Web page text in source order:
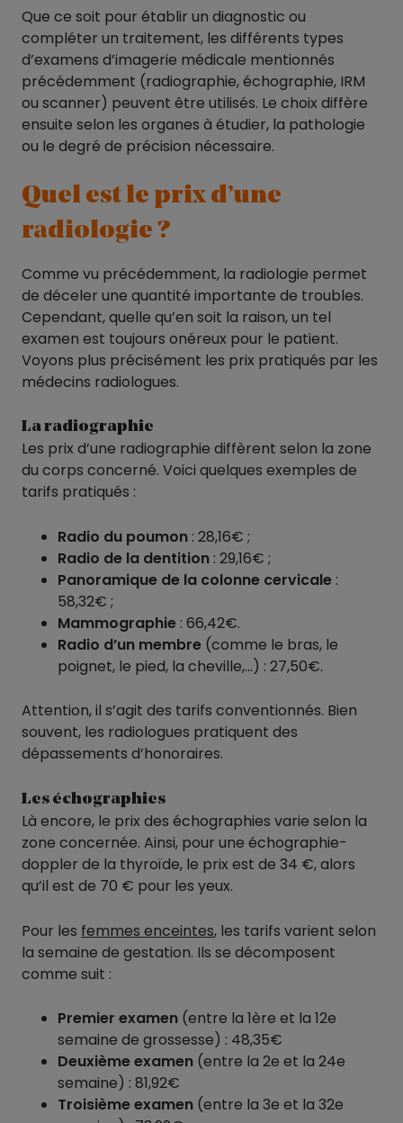
Que ce soit pour établir un diagnostic ou
compléter un traitement, les différents types
d’examens d’imagerie médicale mentionnés
précédemment (radiographie, échographie, IRM
ou scanner) peuvent être utilisés. Le choix diffère
ensuite selon les organes à étudier, la pathologie
ou le degré de précision nécessaire.
Quel est le prix d’une
radiologie ?
Comme vu précédemment, la radiologie permet
de déceler une quantité importante de troubles.
Cependant, quelle qu’en soit la raison, un tel
examen est toujours onéreux pour le patient.
Voyons plus précisément les prix pratiqués par les
médecins radiologues.
La radiographie
Les prix d’une radiographie diffèrent selon la zone
du corps concerné. Voici quelques exemples de
tarifs pratiqués :
Radio du poumon : 28,16€ ;
Radio de la dentition : 29,16€ ;
Panoramique de la colonne cervicale :
58,32€ ;
Mammographie : 66,42€.
Radio d’un membre (comme le bras, le
poignet, le pied, la cheville,…) : 27,50€.
Attention, il s’agit des tarifs conventionnés. Bien
souvent, les radiologues pratiquent des
dépassements d’honoraires.
Les échographies
Là encore, le prix des échographies varie selon la
zone concernée. Ainsi, pour une échographie-
doppler de la thyroïde, le prix est de 34 €, alors
qu’il est de 70 € pour les yeux.
Pour les femmes enceintes, les tarifs varient selon
la semaine de gestation. Ils se décomposent
comme suit :
Premier examen (entre la 1ère et la 12e
semaine de grossesse) : 48,35€
Deuxième examen (entre la 2e et la 24e
semaine) : 81,92€
Troisième examen (entre la 3e et la 32e